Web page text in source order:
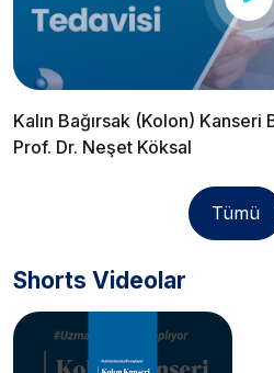
Kalın Bağırsak (Kolon) Kanseri
Prof. Dr. Neşet Köksal
Tümü
Shorts Videolar